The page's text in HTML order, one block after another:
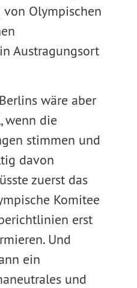
Olympischen
Austragungsort
wäre aber
wenn die
stimmen und
davon
zuerst das
Komitee
erst
Und
ein
und